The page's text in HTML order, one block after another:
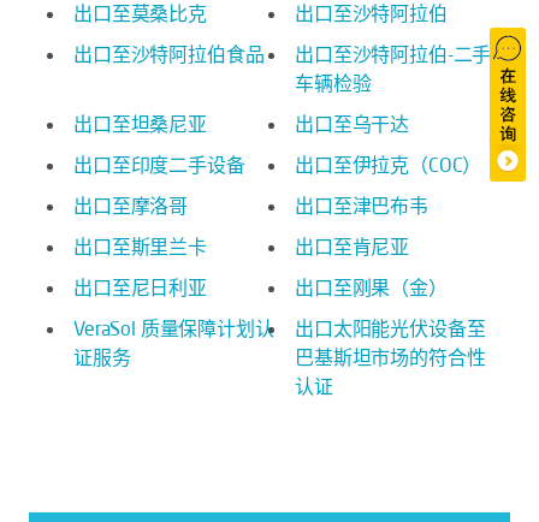
出口至莫桑比克
出口至沙特阿拉伯
出口至沙特阿拉伯食品
出口至沙特阿拉伯-二手
车辆检验
出口至坦桑尼亚
出口至乌干达
出口至印度二手设备
出口至伊拉克（COC）
出口至摩洛哥
出口至津巴布韦
出口至斯里兰卡
出口至肯尼亚
出口至尼日利亚
出口至刚果（金）
VeraSol 质量保障计划认
证服务
出口太阳能光伏设备至
巴基斯坦市场的符合性
认证